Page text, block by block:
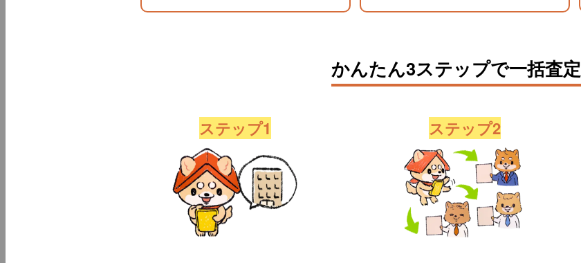
かんたん3ステップで一括査定
ステップ1 ステップ2